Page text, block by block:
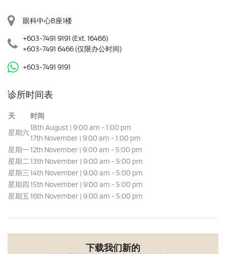
眼科中心B座1楼
+603-7491 9191 (Ext. 16466)
+603-7491 6466 (仅限办公时间)
+603-7491 9191
诊所时间表
天 时间
星期六
18th August | 9:00 am - 1:00 pm
17th November | 9:00 am - 1:00 pm
星期一 12th November | 9:00 am - 5:00 pm
星期二 13th November | 9:00 am - 5:00 pm
星期三 14th November | 9:00 am - 5:00 pm
星期四 15th November | 9:00 am - 5:00 pm
星期五 16th November | 9:00 am - 5:00 pm
下载我们新的